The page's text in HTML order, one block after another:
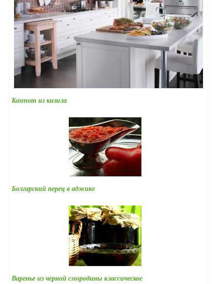
Компот из кизила
Болгарский перец в аджике
Варенье из черной смородины классическое